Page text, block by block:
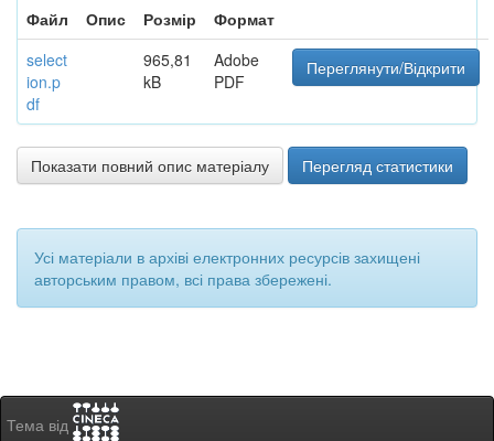
Файл
Опис Розмір
Формат
select
ion.p
df
965,81
kB
Adobe
PDF
Переглянути/Відкрити
Показати повний опис матеріалу Перегляд статистики
Усі матеріали в архіві електронних ресурсів захищені
авторським правом, всі права збережені.
Тема від